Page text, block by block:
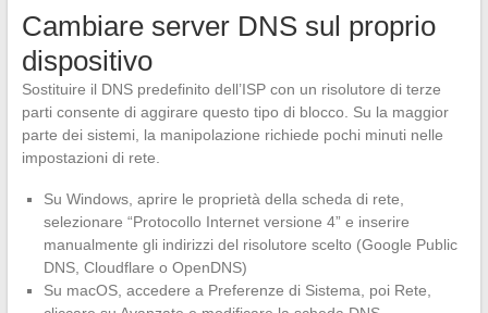
Cambiare server DNS sul proprio
dispositivo
Sostituire il DNS predefinito dell’ISP con un risolutore di terze
parti consente di aggirare questo tipo di blocco. Su la maggior
parte dei sistemi, la manipolazione richiede pochi minuti nelle
impostazioni di rete.
Su Windows, aprire le proprietà della scheda di rete,
selezionare “Protocollo Internet versione 4” e inserire
manualmente gli indirizzi del risolutore scelto (Google Public
DNS, Cloudflare o OpenDNS)
Su macOS, accedere a Preferenze di Sistema, poi Rete,